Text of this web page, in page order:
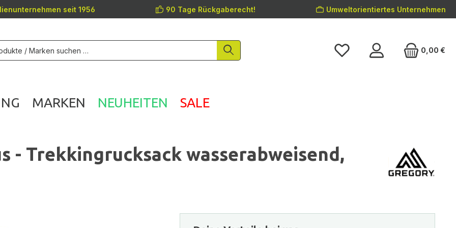
seit 1956 90 Tage Rückgaberecht! Umweltorientiertes Unternehmen
0,00 €
MARKEN NEUHEITEN SALE
- Trekkingrucksack wasserabweisend,